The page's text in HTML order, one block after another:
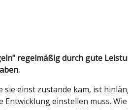
einst zustande kam, ist
einstellen muss.